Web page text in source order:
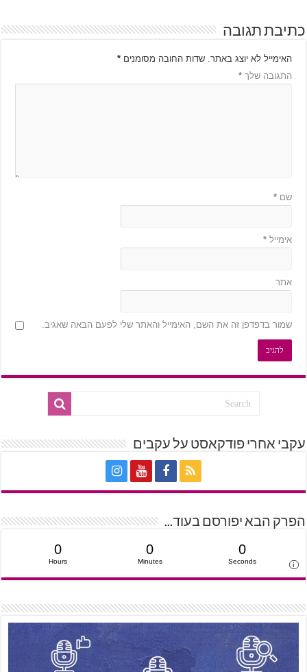
כתיבת תגובה
האימייל לא יוצג באתר. שדות החובה מסומנים*
התגובה שלך*
שם*
אימייל*
אתר
שמור בדפדפן זה את השם, האימייל והאתר שלי לפעם הבאה שאגיב.
עקבי אחרי פודקאסט על עקבים
הפרק הבא יפורסם בעוד...
0
Hours
0
Minutes
0
Seconds i